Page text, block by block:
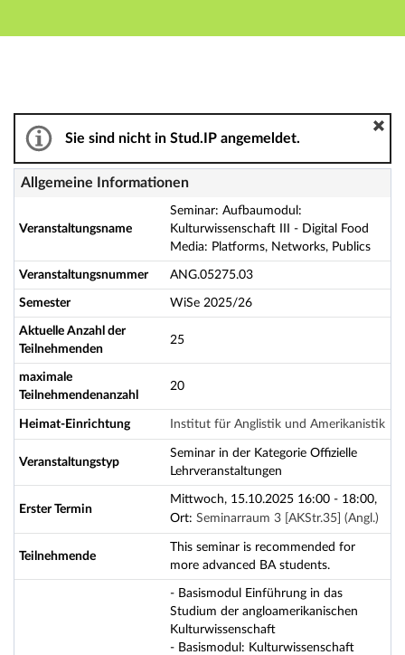
Hauptnavigation
Seminar: Aufbaumodul: Kulturwissenschaft III -
Sie sind nicht in Stud.IP angemeldet.
Allgemeine Informationen
Veranstaltungsname
Seminar: Aufbaumodul:
Kulturwissenschaft III - Digital Food
Media: Platforms, Networks, Publics
Veranstaltungsnummer ANG.05275.03
Semester WiSe 2025/26
Aktuelle Anzahl der
Teilnehmenden
25
maximale
Teilnehmendenanzahl
20
Heimat-Einrichtung Institut für Anglistik und Amerikanistik
Veranstaltungstyp
Seminar in der Kategorie Offizielle
Lehrveranstaltungen
Erster Termin
Mittwoch, 15.10.2025 16:00 - 18:00,
Ort: Seminarraum 3 [AKStr.35] (Angl.)
Teilnehmende
This seminar is recommended for
more advanced BA students.
- Basismodul Einführung in das
Studium der angloamerikanischen
Kulturwissenschaft
- Basismodul: Kulturwissenschaft